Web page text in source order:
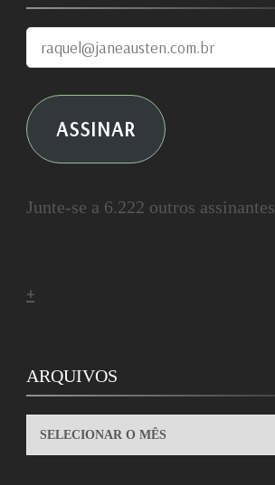
raquel@janeausten.com.br
ASSINAR
Junte-se a 6.222 outros assinantes
+
ARQUIVOS
ARQUIVOS